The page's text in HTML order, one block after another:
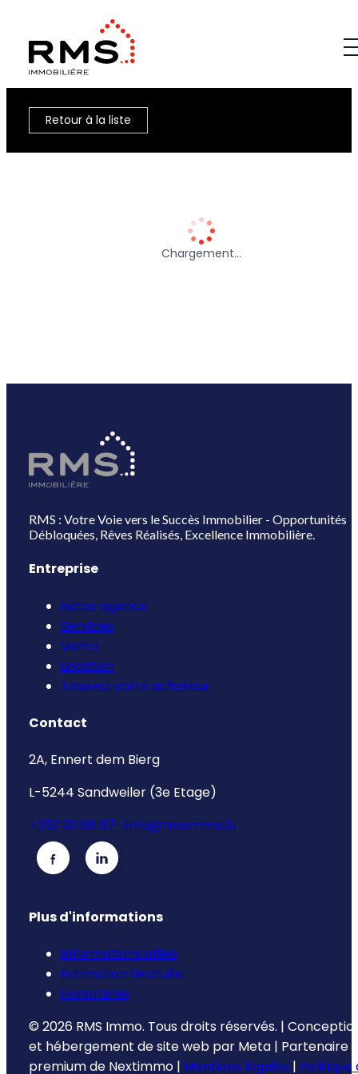
Retour à la liste
Chargement…
RMS : Votre Voie vers le Succès Immobilier - Opportunités
Débloquées, Rêves Réalisés, Excellence Immobilière.
Entreprise
Notre agence
Services
Vente
Location
Trouvez votre acheteur
Contact
2A, Ennert dem Bierg
L-5244 Sandweiler (3e Etage)
+352 33 66 67-1info@rmsimmo.lu
Plus d'informations
Informations utiles
Estimation Gratuite
Honoraires
© 2026 RMS Immo. Tous droits réservés. |
et hébergement de site web par Meta | Partenaire
premium de Nextimmo | Mentions légales | Politique